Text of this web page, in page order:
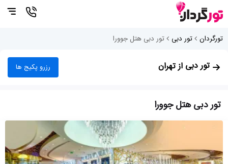
تورگردان تور دبی تور دبی هتل جوورا
تور دبی از تهران رزرو پکیج ها
تور دبی هتل جوورا